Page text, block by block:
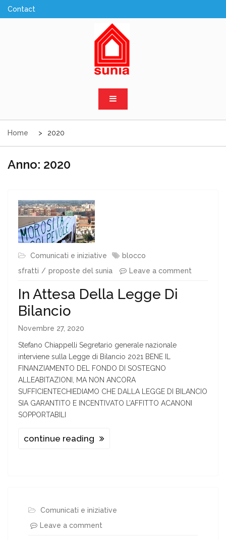
Skip
to
Home 2020
Anno: 2020
Comunicati e iniziative
blocco
sfratti
proposte del sunia Leave a comment
In Attesa Della Legge Di
Bilancio
Novembre 27, 2020
Stefano Chiappelli Segretario generale nazionale
interviene sulla Legge di Bilancio 2021 BENE IL
FINANZIAMENTO DEL FONDO DI SOSTEGNO
ALLEABITAZIONI, MA NON ANCORA
SUFFICIENTECHIEDIAMO CHE DALLA LEGGE DI BILANCIO
SIA GARANTITO E INCENTIVATO L’AFFITTO ACANONI
SOPPORTABILI
continue reading
Comunicati e iniziative
Leave a comment